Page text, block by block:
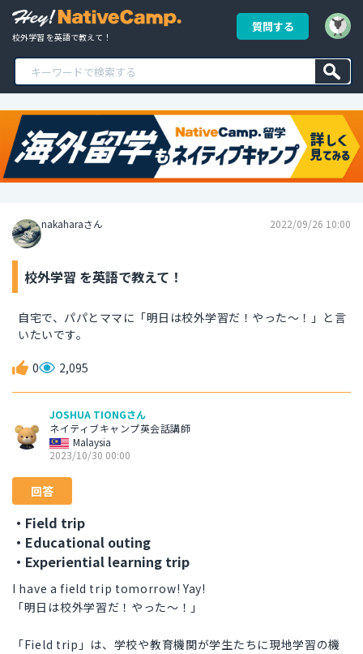
校外学習 を英語で教えて！
質問する
nakaharaさん 2022/09/26 10:00
校外学習 を英語で教えて！
自宅で、パパとママに「明日は校外学習だ！やった～！」と言
いたいです。
0 2,095
JOSHUA TIONGさん
ネイティブキャンプ英会話講師
Malaysia
2023/10/30 00:00
回答
・Field trip
・Educational outing
・Experiential learning trip
I have a field trip tomorrow! Yay!
「明日は校外学習だ！やった〜！」
「Field trip」は、学校や教育機関が学生たちに現地学習の機